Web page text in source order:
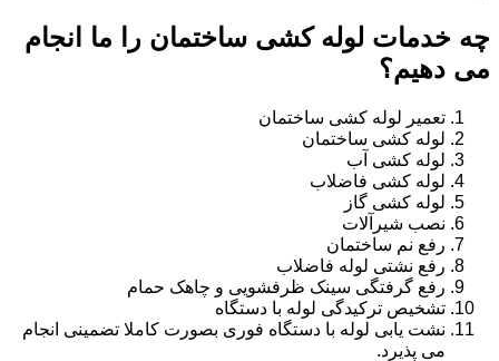
چه خدمات لوله کشی ساختمان را ما انجام
می دهیم؟
تعمیر لوله کشی ساختمان
لوله کشی ساختمان
لوله کشی آب
لوله کشی فاضلاب
لوله کشی گاز
نصب شیرآلات
رفع نم ساختمان
رفع نشتی لوله فاضلاب
رفع گرفتگی سینک ظرفشویی و چاهک حمام
تشخیص ترکیدگی لوله با دستگاه
نشت یابی لوله با دستگاه فوری بصورت کاملا تضمینی انجام
می پذیرد.